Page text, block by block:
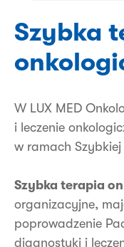
Szybka
W LUX MED
i leczenie
w ramach
Szybka terapia
organizacyjne,
poprowadzenie
diagnostyki i